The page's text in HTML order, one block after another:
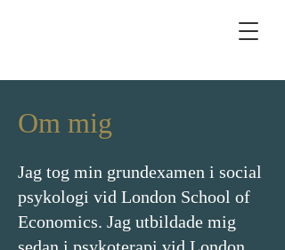
Om mig
Jag tog min grundexamen i social
psykologi vid London School of
Economics. Jag utbildade mig